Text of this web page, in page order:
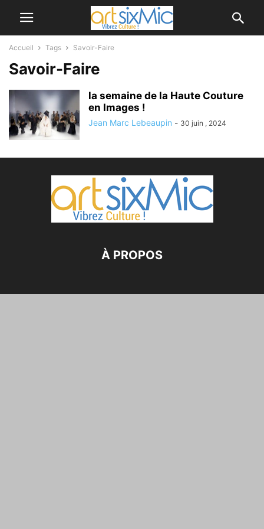
Accueil Tags Savoir-Faire
Savoir-Faire
la semaine de la Haute Couture
en Images !
Jean Marc Lebeaupin - 30 juin , 2024
À PROPOS